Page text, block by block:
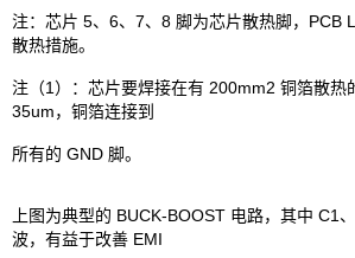
注：芯片 5、6、7、8 脚为芯片散热脚，PCB
散热措施。
注（1）：芯片要焊接在有 200mm2 铜箔散热
35um，铜箔连接到
所有的 GND 脚。
上图为典型的 BUCK-BOOST 电路，其中 C1
波，有益于改善 EMI